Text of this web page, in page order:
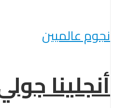
نجوم عالميين
أنجلينا